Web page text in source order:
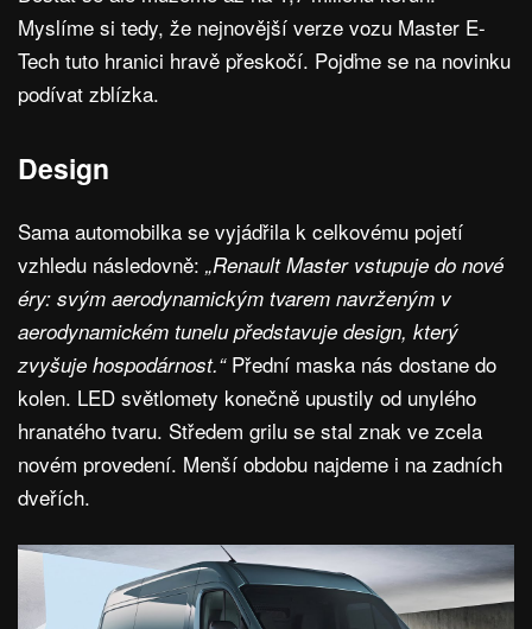
Myslíme si tedy, že nejnovější verze vozu Master E-
Tech tuto hranici hravě přeskočí. Pojďme se na novinku
podívat zblízka.
Design
Sama automobilka se vyjádřila k celkovému pojetí
vzhledu následovně: „Renault Master vstupuje do nové
éry: svým aerodynamickým tvarem navrženým v
aerodynamickém tunelu představuje design, který
zvyšuje hospodárnost.“ Přední maska nás dostane do
kolen. LED světlomety konečně upustily od unylého
hranatého tvaru. Středem grilu se stal znak ve zcela
novém provedení. Menší obdobu najdeme i na zadních
dveřích.